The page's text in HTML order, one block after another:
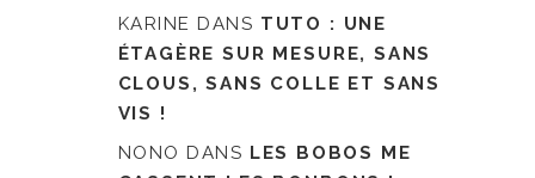
KARINE DANS TUTO : UNE
ÉTAGÈRE SUR MESURE, SANS
CLOUS, SANS COLLE ET SANS
VIS !
NONO DANS LES BOBOS ME